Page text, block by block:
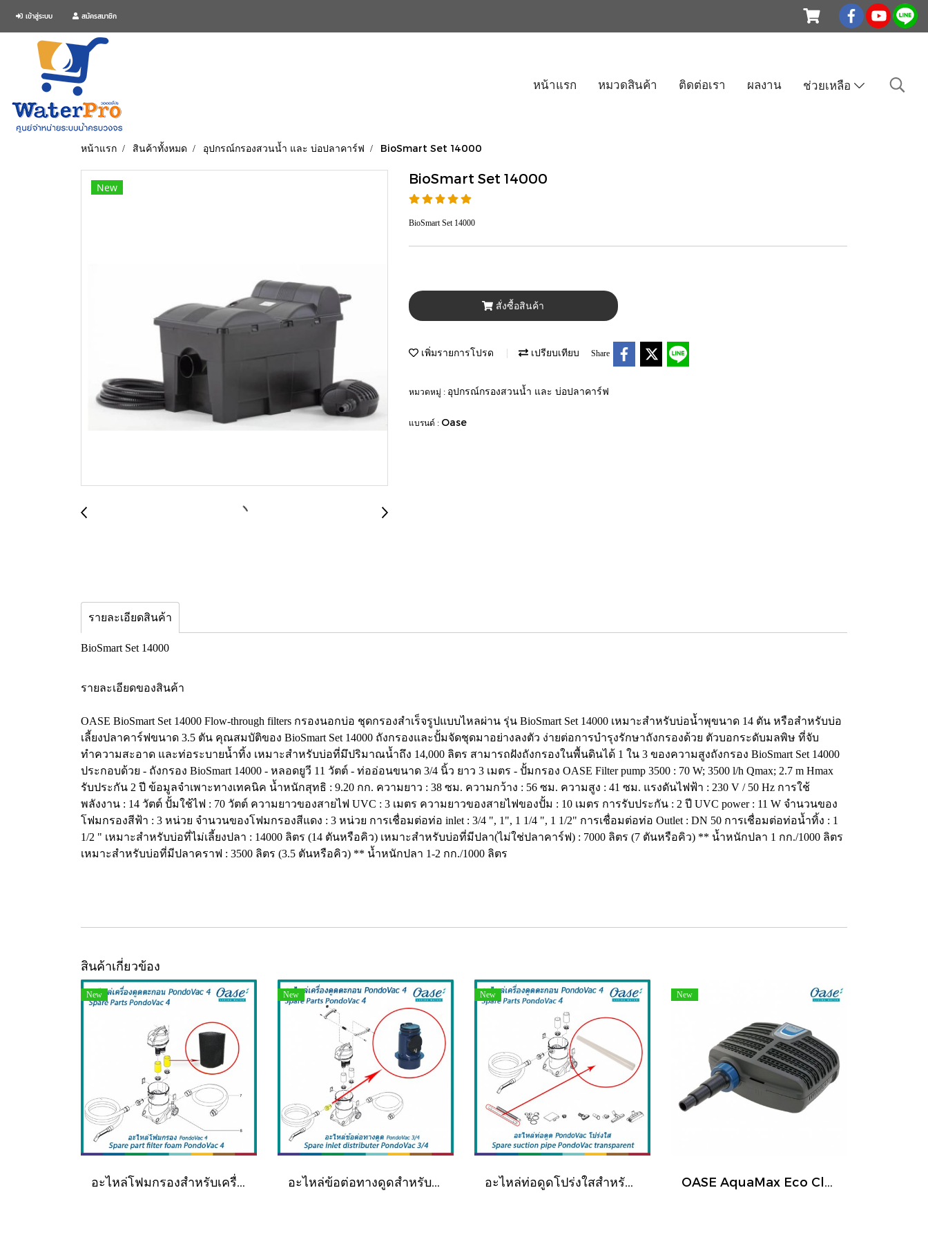
เข้าสู่ระบบ สมัครสมาชิก
หน้าแรก หมวดสินค้า ติดต่อเรา ผลงาน ช่วยเหลือ
หน้าแรก สินค้าทั้งหมด อุปกรณ์กรองสวนน้ำ และ บ่อปลาคาร์ฟ BioSmart Set 14000
New
BioSmart Set 14000
BioSmart Set 14000
สั่งซื้อสินค้า
เพิ่มรายการโปรด เปรียบเทียบ Share
หมวดหมู่ : อุปกรณ์กรองสวนน้ำ และ บ่อปลาคาร์ฟ
แบรนด์ : Oase
รายละเอียดสินค้า
BioSmart Set 14000
รายละเอียดของสินค้า
OASE BioSmart Set 14000 Flow-through filters กรองนอกบ่อ ชุดกรองสำเร็จรูปแบบไหลผ่าน รุ่น BioSmart Set 14000 เหมาะสำหรับบ่อน้ำพุขนาด 14 ตัน หรือสำหรับบ่อ
เลี้ยงปลาคาร์ฟขนาด 3.5 ตัน คุณสมบัติของ BioSmart Set 14000 ถังกรองและปั้มจัดชุดมาอย่างลงตัว ง่ายต่อการบำรุงรักษาถังกรองด้วย ตัวบอกระดับมลพิษ ที่จับ
ทำความสะอาด และท่อระบายน้ำทิ้ง เหมาะสำหรับบ่อที่มึปริมาณน้ำถึง 14,000 ลิตร สามารถฝังถังกรองในพื้นดินได้ 1 ใน 3 ของความสูงถังกรอง BioSmart Set 14000
ประกอบด้วย - ถังกรอง BioSmart 14000 - หลอดยูวี 11 วัตต์ - ท่ออ่อนขนาด 3/4 นิ้ว ยาว 3 เมตร - ปั้มกรอง OASE Filter pump 3500 : 70 W; 3500 l/h Qmax; 2.7 m Hmax
รับประกัน 2 ปี ข้อมูลจำเพาะทางเทคนิค น้ำหนักสุทธิ : 9.20 กก. ความยาว : 38 ซม. ความกว้าง : 56 ซม. ความสูง : 41 ซม. แรงดันไฟฟ้า : 230 V / 50 Hz การใช้
พลังงาน : 14 วัตต์ ปั้มใช้ไฟ : 70 วัตต์ ความยาวของสายไฟ UVC : 3 เมตร ความยาวของสายไฟของปั้ม : 10 เมตร การรับประกัน : 2 ปี UVC power : 11 W จำนวนของ
โฟมกรองสีฟ้า : 3 หน่วย จำนวนของโฟมกรองสีแดง : 3 หน่วย การเชื่อมต่อท่อ inlet : 3/4 ", 1", 1 1/4 ", 1 1/2" การเชื่อมต่อท่อ Outlet : DN 50 การเชื่อมต่อท่อน้ำทิ้ง : 1
1/2 " เหมาะสำหรับบ่อที่ไม่เลี้ยงปลา : 14000 ลิตร (14 ตันหรือคิว) เหมาะสำหรับบ่อที่มีปลา(ไม่ใช่ปลาคาร์ฟ) : 7000 ลิตร (7 ตันหรือคิว) ** น้ำหนักปลา 1 กก./1000 ลิตร
เหมาะสำหรับบ่อที่มีปลาคราฟ : 3500 ลิตร (3.5 ตันหรือคิว) ** น้ำหนักปลา 1-2 กก./1000 ลิตร
สินค้าเกี่ยวข้อง
New
อะไหล่โฟมกรองสำหรับเครื่องดูดตะกอน OASE รุ่น PondoVac 4
New
อะไหล่ข้อต่อทางดูดสำหรับเครื่องดูดตะกอน OASE รุ่น PondoVac 4
New
อะไหล่ท่อดูดโปร่งใสสำหรับเครื่องดูดตะกอน OASE รุ่น PondoVac 4
New
OASE AquaMax Eco Classic 5500 ปั๊มน้ำบ่อปลาคาร์ฟ รุ่นประหยัดไฟ ปั๊มน้ำบ่อปลาคาร์ฟ